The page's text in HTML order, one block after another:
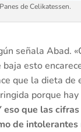
Panes de Celikatessen.
señala Abad.
esto
que la dieta de
porque hay
eso que las
de intolerantes